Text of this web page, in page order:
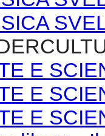
E
E
E